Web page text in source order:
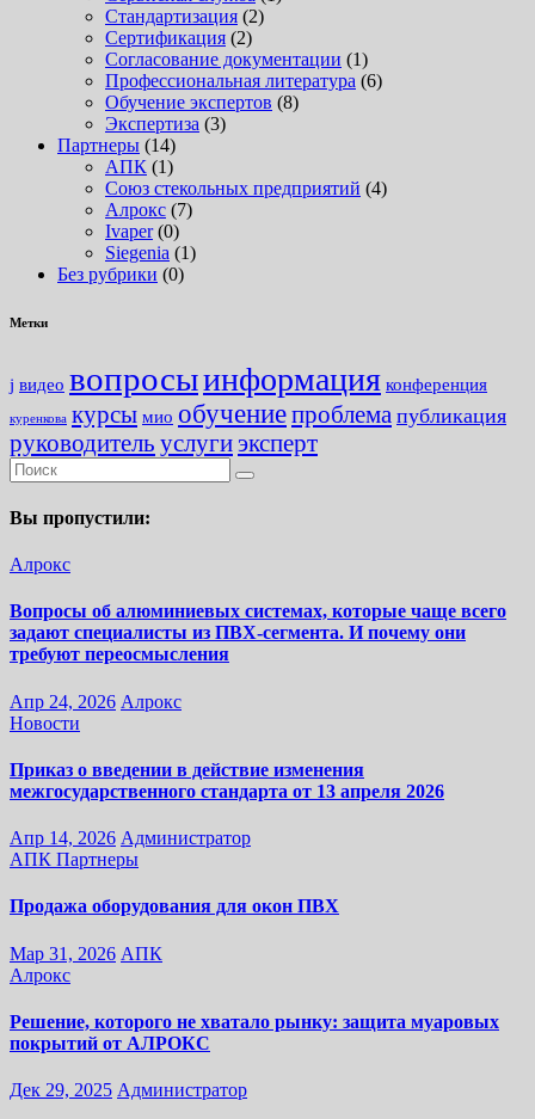
Стандартизация (2)
Сертификация (2)
Согласование документации (1)
Профессиональная литература (6)
Обучение экспертов (8)
Экспертиза (3)
Партнеры (14)
АПК (1)
Союз стекольных предприятий (4)
Алрокс (7)
Ivaper(0)
Siegenia (1)
Без рубрики (0)
Метки
j видео вопросыинформация конференция
куренкова курсы мио обучениепроблема публикация
руководитель услуги эксперт
Вы пропустили:
Алрокс
Вопросы об алюминиевых системах, которые чаще всего
задают специалисты из ПВХ-сегмента. И почему они
требуют переосмысления
Апр 24, 2026 Алрокс
Новости
Приказ о введении в действие изменения
межгосударственного стандарта от 13 апреля 2026
Апр 14, 2026 Администратор
АПК Партнеры
Продажа оборудования для окон ПВХ
Мар 31, 2026 АПК
Алрокс
Решение, которого не хватало рынку: защита муаровых
покрытий от АЛРОКС
Дек 29, 2025 Администратор